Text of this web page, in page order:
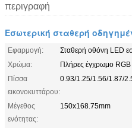
περιγραφή
Εσωτερική σταθερή
Εφαρμογή:
Σταθερή οθόνη LED
Χρώμα:
Πλήρες έγχρωμο RGB
Πίσσα
εικονοκυττάρου:
0.93/1.25/1.56/1.87/
Μέγεθος
ενότητας:
150x168.75mm